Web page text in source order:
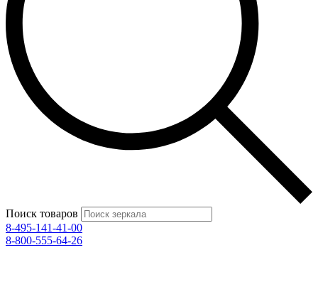
Поиск товаров
8-495-141-41-00
8-800-555-64-26